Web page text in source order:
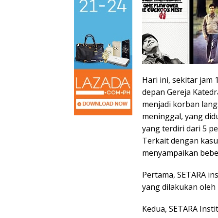
Hari ini, sekitar jam
depan Gereja
menjadi korban
meninggal, yang
yang terdiri dari 5
Terkait dengan
menyampaikan
Pertama, SETARA
yang dilakukan
Kedua, SETARA